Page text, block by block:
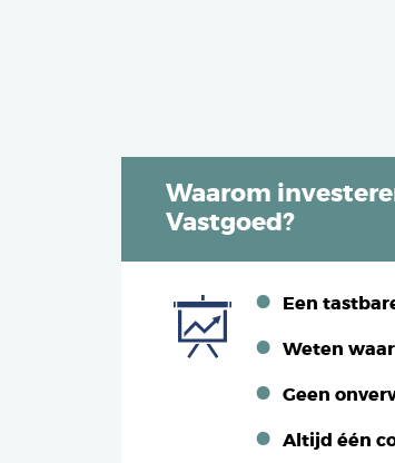
Waarom
Vastgoed?
Een
Weten
Geen
Altijd één